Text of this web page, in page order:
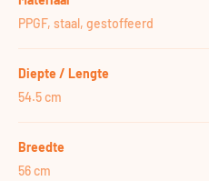
PPGF, staal, gestoffeerd
Diepte / Lengte
54.5 cm
Breedte
56 cm